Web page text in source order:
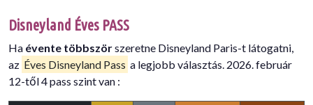
Disneyland Éves PASS
Ha évente többszörszeretne Disneyland Paris-t látogatni,
az Éves Disneyland Pass a legjobb választás. 2026. február
12-től 4 pass szint van :